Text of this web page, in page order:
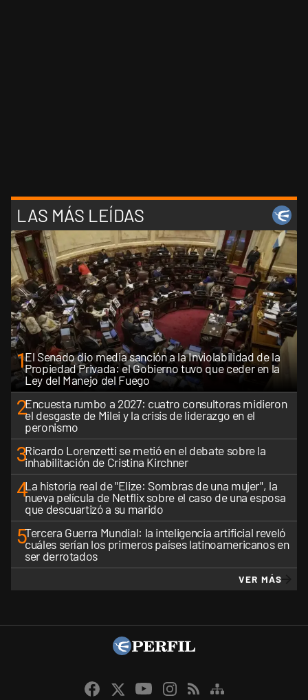
LAS MÁS LEÍDAS
1El Senado dio media sanción a la Inviolabilidad de la
Propiedad Privada: el Gobierno tuvo que ceder en la
Ley del Manejo del Fuego
2Encuesta rumbo a 2027: cuatro consultoras midieron
el desgaste de Milei y la crisis de liderazgo en el
peronismo
3Ricardo Lorenzetti se metió en el debate sobre la
inhabilitación de Cristina Kirchner
4La historia real de "Elize: Sombras de una mujer", la
nueva película de Netflix sobre el caso de una esposa
que descuartizó a su marido
5Tercera Guerra Mundial: la inteligencia artificial reveló
cuáles serían los primeros países latinoamericanos en
ser derrotados
VER MÁS